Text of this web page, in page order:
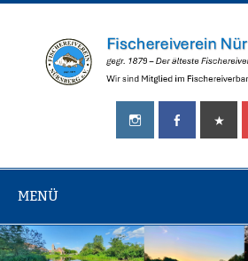
Zum
Fischereiverein
Mittelfranken!
MENÜ